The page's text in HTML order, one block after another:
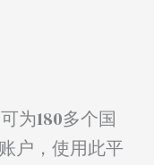
为180多个国
户，使用此平